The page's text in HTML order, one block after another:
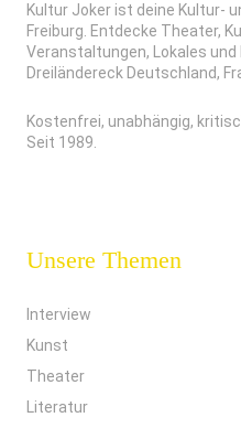
Kultur Joker ist deine Kultur-
Freiburg. Entdecke Theater,
Veranstaltungen, Lokales
Dreiländereck Deutschland,
Kostenfrei, unabhängig,
Seit 1989.
Unsere Themen
Interview
Kunst
Theater
Literatur